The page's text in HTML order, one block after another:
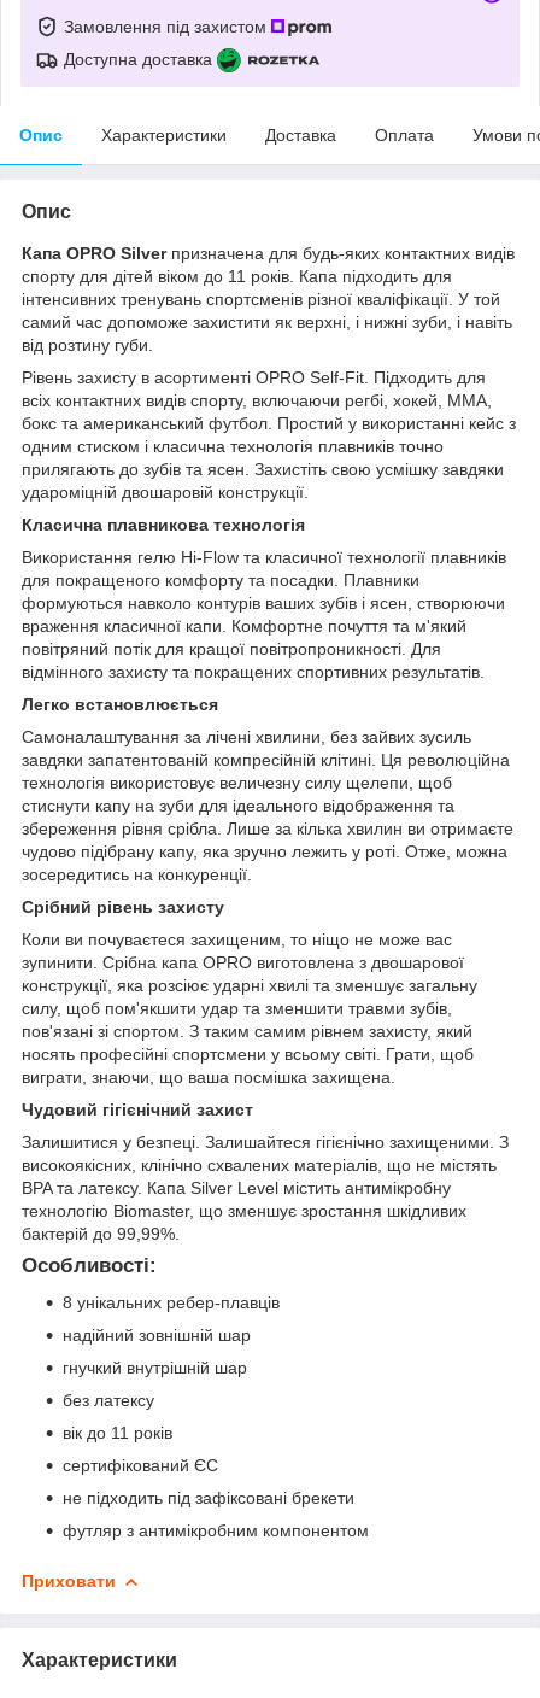
Замовлення під захистом
Доступна доставка
Опис Характеристики Доставка Оплата Умови
Опис
Капа OPRO Silver призначена для будь-яких контактних видів
спорту для дітей віком до 11 років. Капа підходить для
інтенсивних тренувань спортсменів різної кваліфікації. У той
самий час допоможе захистити як верхні, і нижні зуби, і навіть
від розтину губи.
Рівень захисту в асортименті OPRO Self-Fit. Підходить для
всіх контактних видів спорту, включаючи регбі, хокей, ММА,
бокс та американський футбол. Простий у використанні кейс з
одним стиском і класична технологія плавників точно
прилягають до зубів та ясен. Захистіть свою усмішку завдяки
удароміцній двошаровій конструкції.
Класична плавникова технологія
Використання гелю Hi-Flow та класичної технології плавників
для покращеного комфорту та посадки. Плавники
формуються навколо контурів ваших зубів і ясен, створюючи
враження класичної капи. Комфортне почуття та м'який
повітряний потік для кращої повітропроникності. Для
відмінного захисту та покращених спортивних результатів.
Легко встановлюється
Самоналаштування за лічені хвилини, без зайвих зусиль
завдяки запатентованій компресійній клітині. Ця революційна
технологія використовує величезну силу щелепи, щоб
стиснути капу на зуби для ідеального відображення та
збереження рівня срібла. Лише за кілька хвилин ви отримаєте
чудово підібрану капу, яка зручно лежить у роті. Отже, можна
зосередитись на конкуренції.
Срібний рівень захисту
Коли ви почуваєтеся захищеним, то ніщо не може вас
зупинити. Срібна капа OPRO виготовлена з двошарової
конструкції, яка розсіює ударні хвилі та зменшує загальну
силу, щоб пом'якшити удар та зменшити травми зубів,
пов'язані зі спортом. З таким самим рівнем захисту, який
носять професійні спортсмени у всьому світі. Грати, щоб
виграти, знаючи, що ваша посмішка захищена.
Чудовий гігієнічний захист
Залишитися у безпеці. Залишайтеся гігієнічно захищеними. З
високоякісних, клінічно схвалених матеріалів, що не містять
BPA та латексу. Капа Silver Level містить антимікробну
технологію Biomaster, що зменшує зростання шкідливих
бактерій до 99,99%.
Особливості:
8 унікальних ребер-плавців
надійний зовнішній шар
гнучкий внутрішній шар
без латексу
вік до 11 років
сертифікований ЄС
не підходить під зафіксовані брекети
футляр з антимікробним компонентом
Приховати
Характеристики